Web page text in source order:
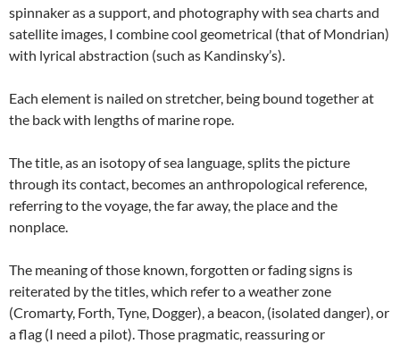
spinnaker as a support, and photography with sea charts and
satellite images, I combine cool geometrical (that of Mondrian)
with lyrical abstraction (such as Kandinsky’s).
Each element is nailed on stretcher, being bound together at
the back with lengths of marine rope.
The title, as an isotopy of sea language, splits the picture
through its contact, becomes an anthropological reference,
referring to the voyage, the far away, the place and the
nonplace.
The meaning of those known, forgotten or fading signs is
reiterated by the titles, which refer to a weather zone
(Cromarty, Forth, Tyne, Dogger), a beacon, (isolated danger), or
a flag (I need a pilot). Those pragmatic, reassuring or